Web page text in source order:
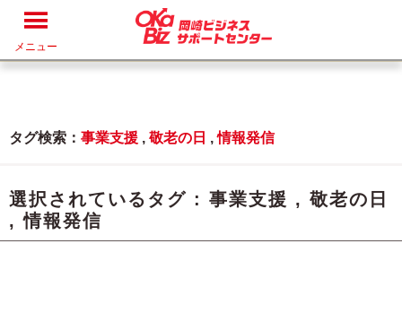
メニュー
タグ検索： 事業支援 , 敬老の日 ,情報発信
選択されているタグ : 事業支援 , 敬老の日
,情報発信